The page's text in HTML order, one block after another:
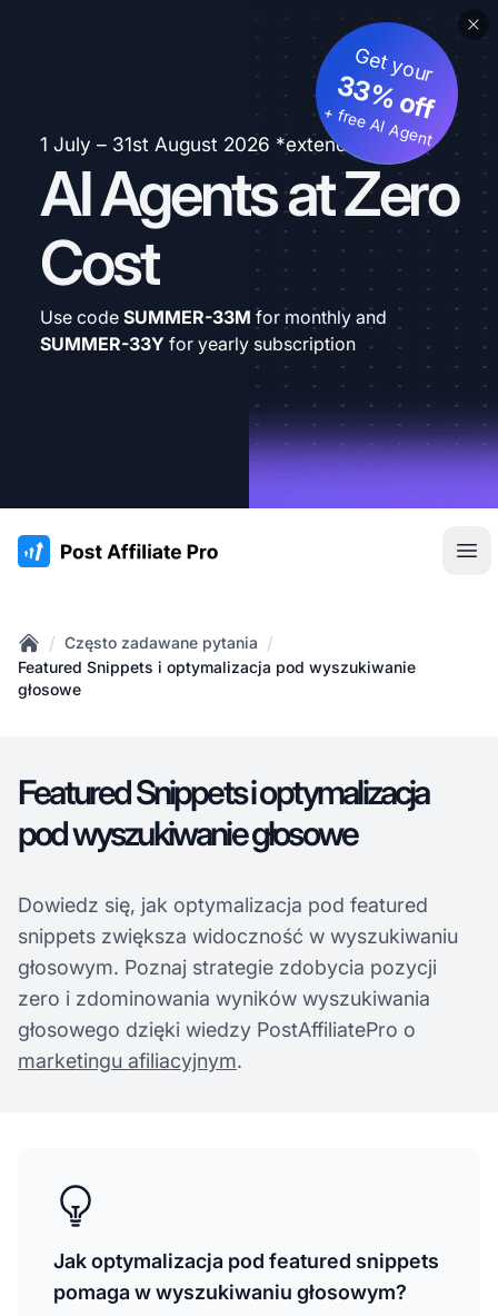
1 July – 31st August 2026 *extended
AI Agents at Zero
Cost
Get your
33% off
+ free AI Agent
Use code SUMMER-33M for monthly and
SUMMER-33Y for yearly subscription
:site.title
Home
/ Często zadawane pytania /
Featured Snippets i optymalizacja pod wyszukiwanie
głosowe
Featured Snippets i optymalizacja
pod wyszukiwanie głosowe
Dowiedz się, jak optymalizacja pod featured
snippets zwiększa widoczność w wyszukiwaniu
głosowym. Poznaj strategie zdobycia pozycji
zero i zdominowania wyników wyszukiwania
głosowego dzięki wiedzy PostAffiliatePro o
marketingu afiliacyjnym.
Jak optymalizacja pod featured snippets
pomaga w wyszukiwaniu głosowym?